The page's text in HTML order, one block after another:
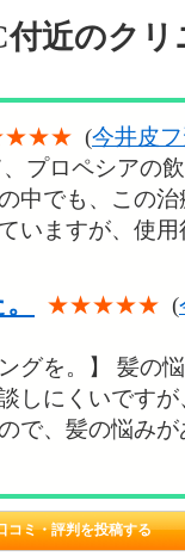
近のク
(今井皮
プロペシアの
中でも、この
いますが、使
★★★★★ (
グを。】 髪の
しにくいです
で、髪の悩み
コミ・評判を投稿する